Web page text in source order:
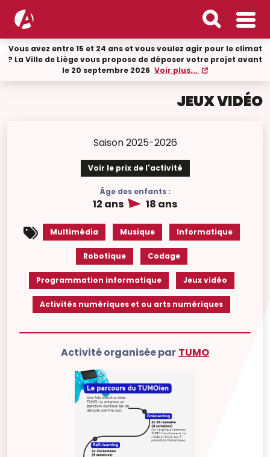
Vous avez entre 15 et 24 ans et vous voulez agir pour le climat
? La Ville de Liège vous propose de déposer votre projet avant
le 20 septembre 2026 Voir plus...
JEUX VIDÉO
Saison 2025-2026
Voir le prix de l'activité
Âge des enfants :
12 ans 18 ans
Multimédia Musique Informatique
Robotique Codage
Programmation informatique Jeux vidéo
Activités numériques et ou arts numériques
Activité organisée par TUMO